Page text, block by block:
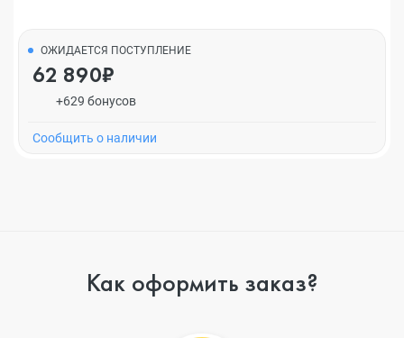
ОЖИДАЕТСЯ ПОСТУПЛЕНИЕ
62 890₽
+629 бонусов
Cообщить о наличии
Как оформить заказ?